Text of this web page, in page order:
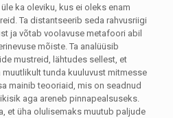
ka oleviku, kus ei oleks enam
Ta distantseerib seda rahvusriigi
ja võtab voolavuse metafoori abil
mõiste. Ta analüüsib
mustreid, lähtudes sellest, et
tunda kuuluvust mitmesse
mainib teooriaid, mis on seadnud
aga areneb pinnapealsuseks.
et üha olulisemaks muutub paljude